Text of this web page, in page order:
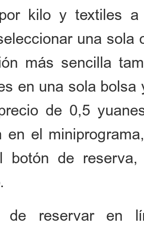
kilo y textiles
una sola
más sencilla
en una sola bolsa
de 0,5
en el
botón de
de reservar en